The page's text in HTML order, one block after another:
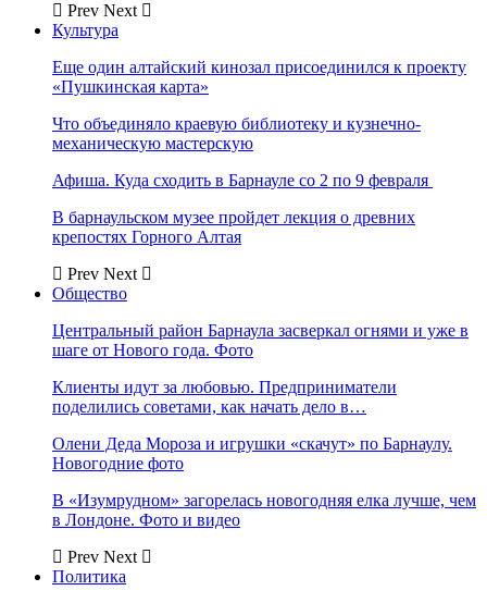
Prev Next
Культура
Еще один алтайский кинозал присоединился к проекту
«Пушкинская карта»
Что объединяло краевую библиотеку и кузнечно-
механическую мастерскую
Афиша. Куда сходить в Барнауле со 2 по 9 февраля
В барнаульском музее пройдет лекция о древних
крепостях Горного Алтая
Prev Next
Общество
Центральный район Барнаула засверкал огнями и уже в
шаге от Нового года. Фото
Клиенты идут за любовью. Предприниматели
поделились советами, как начать дело в…
Олени Деда Мороза и игрушки «скачут» по Барнаулу.
Новогодние фото
В «Изумрудном» загорелась новогодняя елка лучше, чем
в Лондоне. Фото и видео
Prev Next
Политика